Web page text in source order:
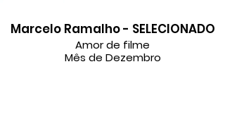
Marcelo Ramalho - SELECIONADO
Amor de filme
Mês de Dezembro